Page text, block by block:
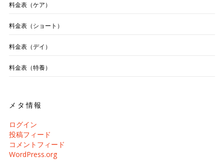
料金表（ケア）
料金表（ショート）
料金表（デイ）
料金表（特養）
メタ情報
ログイン
投稿フィード
コメントフィード
WordPress.org